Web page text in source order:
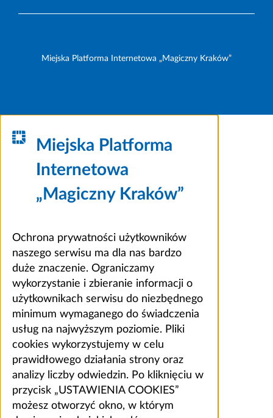
Miejska Platforma Internetowa „Magiczny Kraków”
Miejska Platforma
Internetowa
„Magiczny Kraków”
Ochrona prywatności użytkowników
naszego serwisu ma dla nas bardzo
duże znaczenie. Ograniczamy
wykorzystanie i zbieranie informacji o
użytkownikach serwisu do niezbędnego
minimum wymaganego do świadczenia
usług na najwyższym poziomie. Pliki
cookies wykorzystujemy w celu
prawidłowego działania strony oraz
analizy liczby odwiedzin. Po kliknięciu w
przycisk „USTAWIENIA COOKIES”
możesz otworzyć okno, w którym